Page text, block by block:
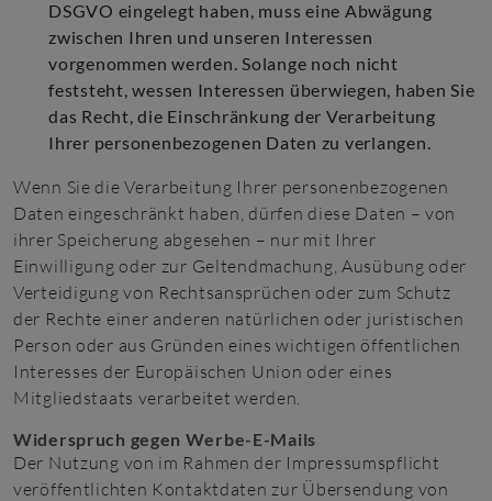
DSGVO eingelegt haben, muss eine Abwägung
zwischen Ihren und unseren Interessen
vorgenommen werden. Solange noch nicht
feststeht, wessen Interessen überwiegen, haben Sie
das Recht, die Einschränkung der Verarbeitung
Ihrer personenbezogenen Daten zu verlangen.
Wenn Sie die Verarbeitung Ihrer personenbezogenen
Daten eingeschränkt haben, dürfen diese Daten – von
ihrer Speicherung abgesehen – nur mit Ihrer
Einwilligung oder zur Geltendmachung, Ausübung oder
Verteidigung von Rechtsansprüchen oder zum Schutz
der Rechte einer anderen natürlichen oder juristischen
Person oder aus Gründen eines wichtigen öffentlichen
Interesses der Europäischen Union oder eines
Mitgliedstaats verarbeitet werden.
Widerspruch gegen Werbe-E-Mails
Der Nutzung von im Rahmen der Impressumspflicht
veröffentlichten Kontaktdaten zur Übersendung von